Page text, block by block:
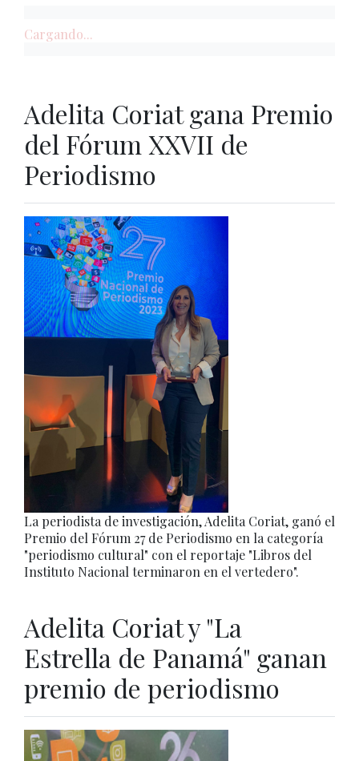
Cargando...
Adelita Coriat gana Premio
del Fórum XXVII de
Periodismo
La periodista de investigación, Adelita Coriat, ganó el
Premio del Fórum 27 de Periodismo en la categoría
"periodismo cultural" con el reportaje "Libros del
Instituto Nacional terminaron en el vertedero".
Adelita Coriat y "La
Estrella de Panamá" ganan
premio de periodismo